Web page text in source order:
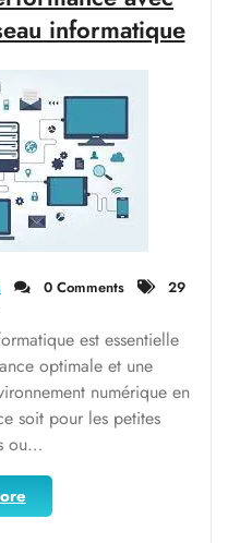
gérés
IT
pointe"
informatique
0 Comments
29
est essentielle
optimale et une
numérique en
soit pour les petites
ou…
votre